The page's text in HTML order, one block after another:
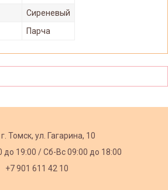
Сиреневый
Парча
г. Томск, ул. Гагарина, 10
до 19:00 /Сб-Вс 09:00 до 18:00
+7 901 611 42 10